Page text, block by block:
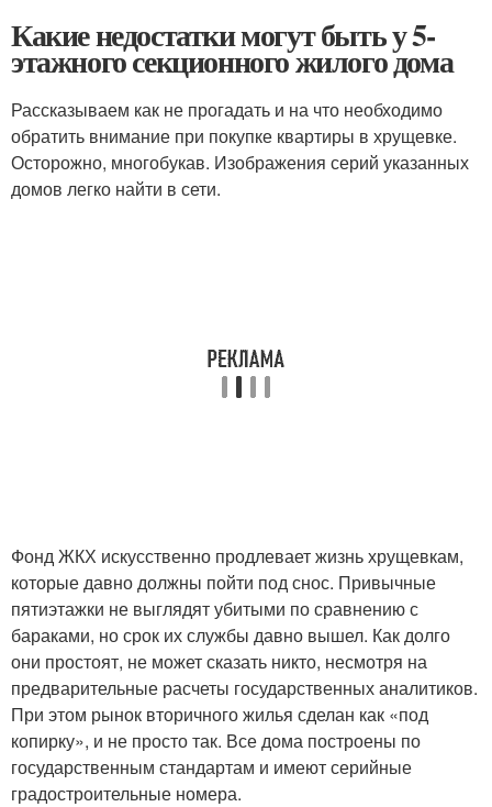
Какие недостатки могут быть у 5-
этажного секционного жилого дома
Рассказываем как не прогадать и на что необходимо
обратить внимание при покупке квартиры в хрущевке.
Осторожно, многобукав. Изображения серий указанных
домов легко найти в сети.
Фонд ЖКХ искусственно продлевает жизнь хрущевкам,
которые давно должны пойти под снос. Привычные
пятиэтажки не выглядят убитыми по сравнению с
бараками, но срок их службы давно вышел. Как долго
они простоят, не может сказать никто, несмотря на
предварительные расчеты государственных аналитиков.
При этом рынок вторичного жилья сделан как «под
копирку», и не просто так. Все дома построены по
государственным стандартам и имеют серийные
градостроительные номера.